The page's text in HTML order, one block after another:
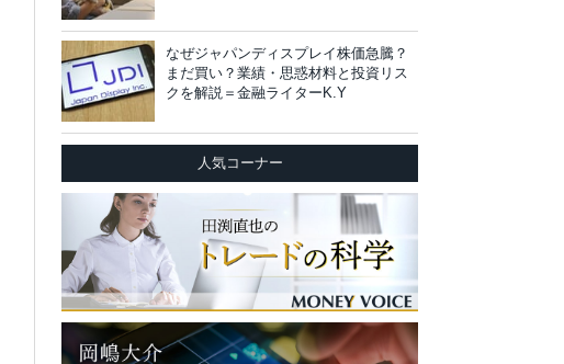
なぜジャパンディスプレイ株価急騰？
まだ買い？業績・思惑材料と投資リス
クを解説＝金融ライターK.Y
人気コーナー